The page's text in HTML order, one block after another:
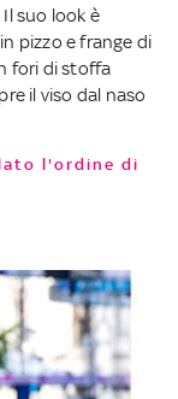
suo look è
pizzo e frange di
fori di stoffa
il viso dal naso